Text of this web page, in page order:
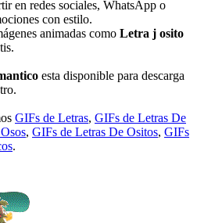
en redes sociales, WhatsApp o
con estilo.
animadas como Letra j osito
esta disponible para descarga
GIFs de Letras, GIFs de Letras De
, GIFs de Letras De Ositos, GIFs
.